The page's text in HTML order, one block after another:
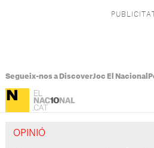
Segueix-nos a DiscoverJoc El Nacional
OPINIÓ